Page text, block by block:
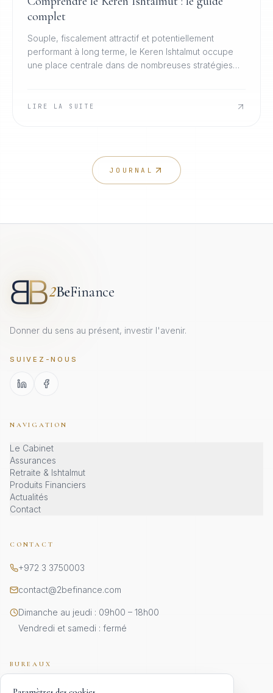
complet
Souple, fiscalement attractif et potentiellement
performant à long terme, le Keren Ishtalmut occupe
une place centrale dans de nombreuses stratégies
LIRE LA SUITE
JOURNAL
2BeFinance
Donner du sens au présent, investir l'avenir.
SUIVEZ-NOUS
NAVIGATION
Le Cabinet
Assurances
Retraite & Ishtalmut
Produits Financiers
Actualités
Contact
CONTACT
+972 3 3750003
contact@2befinance.com
Dimanche au jeudi : 09h00 – 18h00
Vendredi et samedi : fermé
BUREAUX